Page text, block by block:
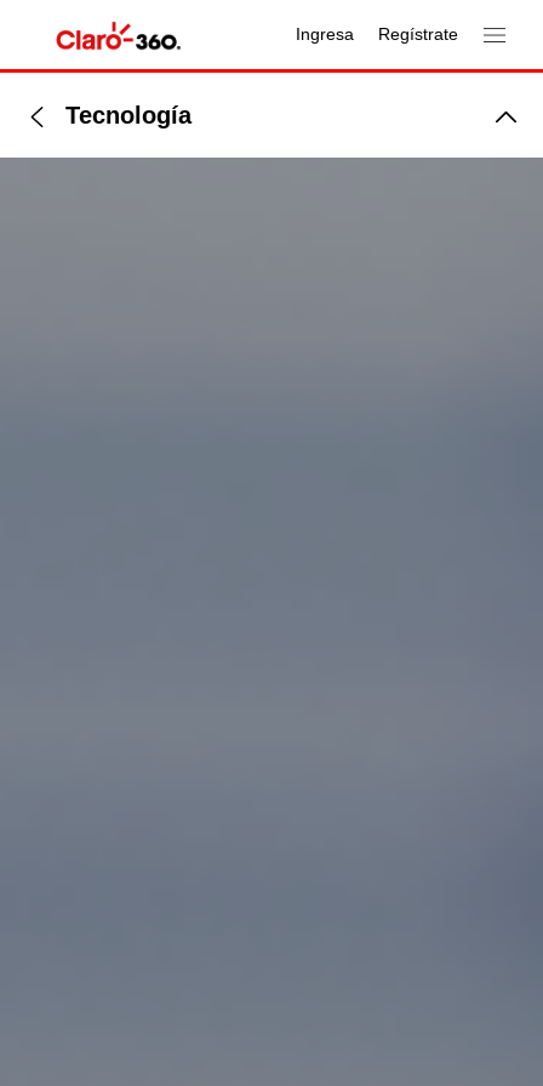
Ingresa Regístrate
Tecnología